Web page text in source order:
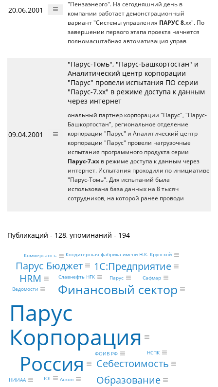
20.06.2001
"Пензаэнерго". На сегодняшний день в
компании работает демонстрационный
вариант "Системы управления ПАРУС 8.хх". По
завершении первого этапа проекта начнется
полномасштабная автоматизация управ
09.04.2001
"Парус-Томь", "Парус-Башкортостан" и
Аналитический центр корпорации
"Парус" провели испытания ПО серии
"Парус-7.хх" в режиме доступа к данным
через интернет
ональный партнер корпорации "Парус", "Парус-
Башкортостан", региональное отделение
корпорации "Парус" и Аналитический центр
корпорации "Парус" провели нагрузочные
испытания программного продукта серии
Парус-7.хх в режиме доступа к данным через
интернет. Испытания проходили по инициативе
"Парус-Томь". Для испытаний была
использована база данных на 8 тысяч
сотрудников, на которой ранее проводи
Публикаций - 128, упоминаний - 194
Парус
Корпорация
Россия
Финансовый сектор
Себестоимость
1С:Предприятие
HRM
Парус Бюджет
Образование
Сафмар
Парус
Кондитерская фабрика имени Н.К. Крупской
НСПК
Славнефть НГК
Ведомости
НИИАА IOI
ФОИВ РФ
Аскон
Коммерсантъ